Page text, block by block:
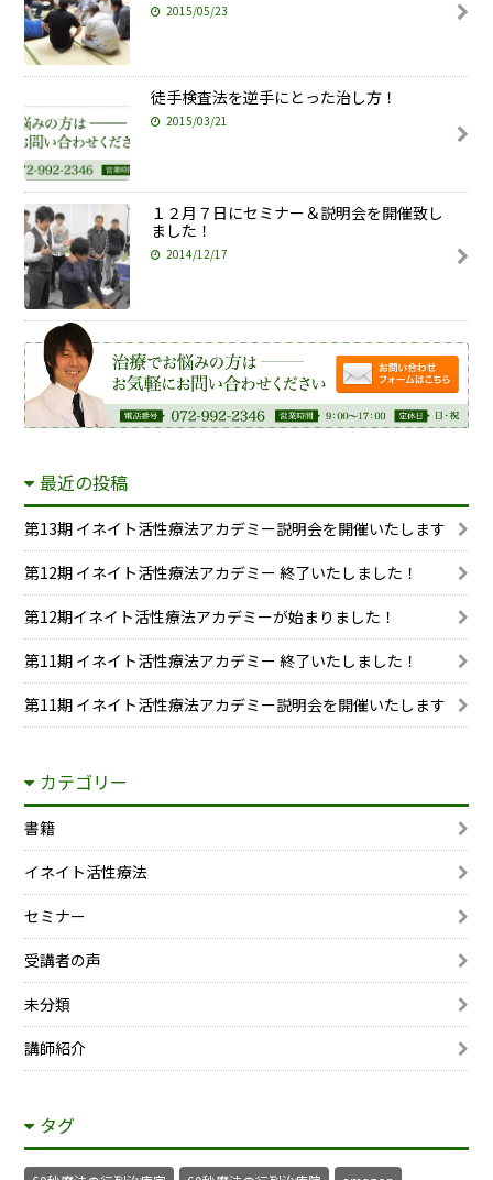
2015/05/23
徒手検査法を逆手にとった治し方！
2015/03/21
１２月７日にセミナー＆説明会を開催致し
ました！
2014/12/17
最近の投稿
第13期 イネイト活性療法アカデミー説明会を開催いたします
第12期 イネイト活性療法アカデミー 終了いたしました！
第12期イネイト活性療法アカデミーが始まりました！
第11期 イネイト活性療法アカデミー 終了いたしました！
第11期 イネイト活性療法アカデミー説明会を開催いたします
カテゴリー
書籍
イネイト活性療法
セミナー
受講者の声
未分類
講師紹介
タグ